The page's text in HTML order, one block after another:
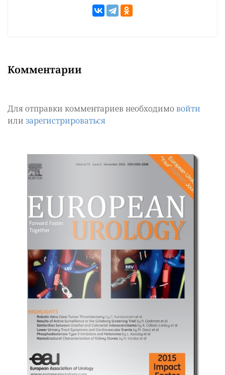
Комментарии
Для отправки комментариев необходимо войти
или зарегистрироваться